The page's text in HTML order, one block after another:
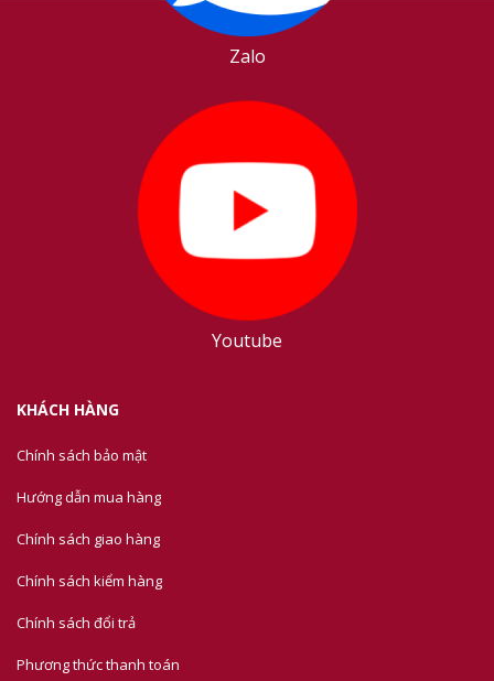
Zalo
Youtube
KHÁCH HÀNG
Chính sách bảo mật
Hướng dẫn mua hàng
Chính sách giao hàng
Chính sách kiểm hàng
Chính sách đổi trả
Phương thức thanh toán